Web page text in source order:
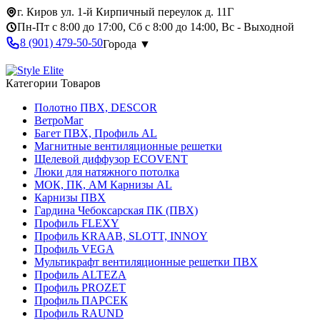
г. Киров ул. 1-й Кирпичный переулок д. 11Г
Пн-Пт с 8:00 до 17:00, Сб с 8:00 до 14:00, Вс - Выходной
8 (901) 479-50-50Города ▼
Категории Товаров
Полотно ПВХ, DESCOR
ВетроМаг
Багет ПВХ, Профиль AL
Магнитные вентиляционные решетки
Щелевой диффузор ECOVENT
Люки для натяжного потолка
МОК, ПК, АМ Карнизы AL
Карнизы ПВХ
Гардина Чебоксарская ПК (ПВХ)
Профиль FLEXY
Профиль KRAAB, SLOTT, INNOY
Профиль VEGA
Мультикрафт вентиляционные решетки ПВХ
Профиль ALTEZA
Профиль PROZET
Профиль ПАРСЕК
Профиль RAUND